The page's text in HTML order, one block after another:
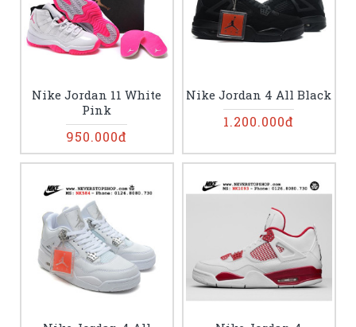
Nike Jordan 11 White
Pink
950.000đ
Nike Jordan 4 All Black
1.200.000đ